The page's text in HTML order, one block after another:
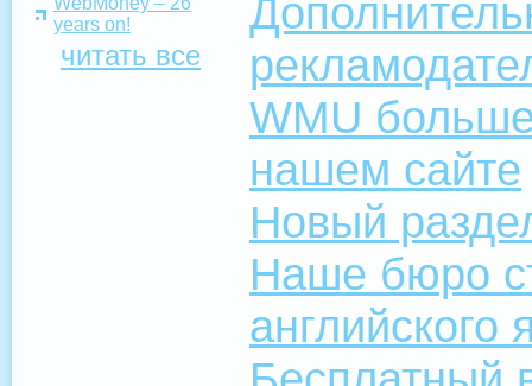
years on!
читать все
WMU
нашем сайте
Новый
Наше бюро
английского